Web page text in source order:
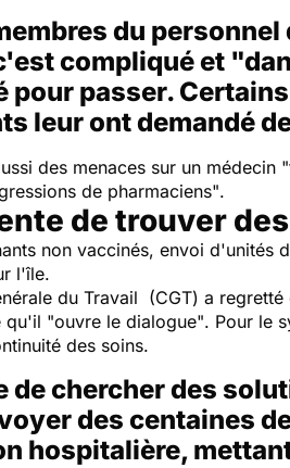
du
compliqué et
pour passer.
leur ont demandé
des menaces sur un médecin "
de pharmaciens".
de trouver
non vaccinés, envoi d'unités
l'île.
du Travail (CGT) a
qu'il "ouvre le dialogue". Pour le
des soins.
de chercher des
des centaines
hospitalière,